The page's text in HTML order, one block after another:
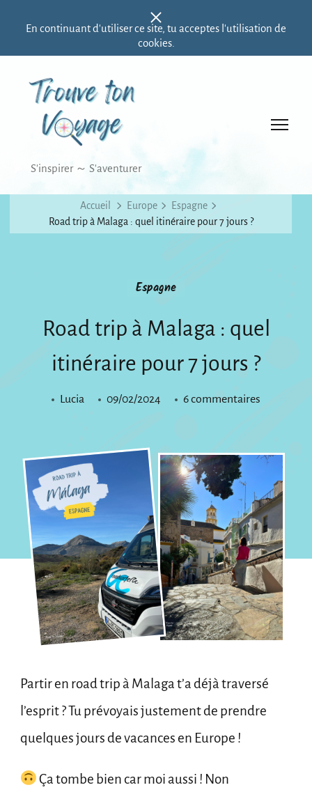
En continuant d'utiliser ce site, tu acceptes l'utilisation de
cookies.
S'inspirer ～ S'aventurer
Accueil Europe
Espagne
Road trip à Malaga : quel itinéraire pour 7 jours ?
Espagne
Road trip à Malaga : quel
itinéraire pour 7 jours ?
Lucia 09/02/2024 6 commentaires
Malaga
:
quel
itinéraire
pour
7
jours
Partir en road trip à Malaga t’a déjà traversé
l’esprit ? Tu prévoyais justement de prendre
quelques jours de vacances en Europe !
Ça tombe bien car moi aussi ! Non